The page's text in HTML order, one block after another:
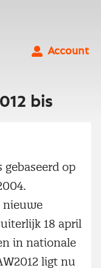
Account
bis
gebaseerd op
nieuwe
18 april
in nationale
ligt nu